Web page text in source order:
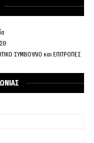
ΣΥΜΒΟΥΛΙΟ και ΕΠΙΤΡΟΠΕΣ